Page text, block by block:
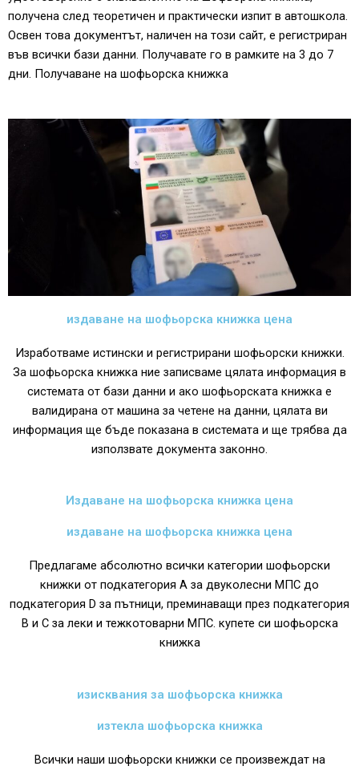
получена след теоретичен и практически изпит в автошкола.
Освен това документът, наличен на този сайт, е регистриран
във всички бази данни. Получавате го в рамките на 3 до 7
дни. Получаване на шофьорска книжка
издаване на шофьорска книжка цена
Изработваме истински и регистрирани шофьорски книжки.
За шофьорска книжка ние записваме цялата информация в
системата от бази данни и ако шофьорската книжка е
валидирана от машина за четене на данни, цялата ви
информация ще бъде показана в системата и ще трябва да
използвате документа законно.
Издаване на шофьорска книжка цена
издаване на шофьорска книжка цена
Предлагаме абсолютно всички категории шофьорски
книжки от подкатегория А за двуколесни МПС до
подкатегория D за пътници, преминаващи през подкатегория
В и С за леки и тежкотоварни МПС. купете си шофьорска
книжка
изисквания за шофьорска книжка
изтекла шофьорска книжка
Всички наши шофьорски книжки се произвеждат на